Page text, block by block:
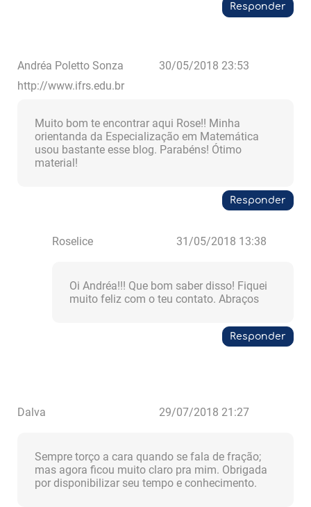
Responder
Andréa Poletto Sonza
30/05/2018 23:53
http://www.ifrs.edu.br
Muito bom te encontrar aqui Rose!! Minha
orientanda da Especialização em Matemática
usou bastante esse blog. Parabéns! Ótimo
material!
Responder
Roselice 31/05/2018 13:38
Oi Andréa!!! Que bom saber disso! Fiquei
muito feliz com o teu contato. Abraços
Responder
Dalva 29/07/2018 21:27
Sempre torço a cara quando se fala de fração;
mas agora ficou muito claro pra mim. Obrigada
por disponibilizar seu tempo e conhecimento.